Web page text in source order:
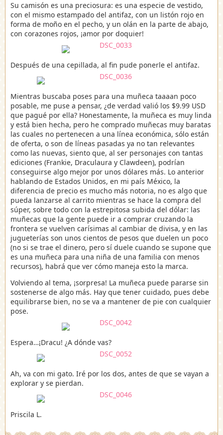
Su camisón es una preciosura: es una especie de vestido,
con el mismo estampado del antifaz, con un listón rojo en
forma de moño en el pecho, y un olán en la parte de abajo,
con corazones rojos, ¡amor por doquier!
Después de una cepillada, al fin pude ponerle el antifaz.
Mientras buscaba poses para una muñeca taaaan poco
posable, me puse a pensar, ¿de verdad valió los $9.99 USD
que pagué por ella? Honestamente, la muñeca es muy linda
y está bien hecha, pero he comprado muñecas muy baratas
las cuales no pertenecen a una línea económica, sólo están
de oferta, o son de líneas pasadas ya no tan relevantes
como las nuevas, siento que, al ser personajes con tantas
ediciones (Frankie, Draculaura y Clawdeen), podrían
conseguirse algo mejor por unos dólares más. Lo anterior
hablando de Estados Unidos, en mi país México, la
diferencia de precio es mucho más notoria, no es algo que
pueda lanzarse al carrito mientras se hace la compra del
súper, sobre todo con la estrepitosa subida del dólar: las
muñecas que la gente puede ir a comprar cruzando la
frontera se vuelven carísimas al cambiar de divisa, y en las
jugueterías son unos cientos de pesos que duelen un poco
(no si se trae el dinero, pero sí duele cuando se supone que
es una muñeca para una niña de una familia con menos
recursos), habrá que ver cómo maneja esto la marca.
Volviendo al tema, ¡sorpresa! La muñeca puede pararse sin
sostenerse de algo más. Hay que tener cuidado, pues debe
equilibrarse bien, no se va a mantener de pie con cualquier
pose.
Espera…¡Dracu! ¿A dónde vas?
Ah, va con mi gato. Iré por los dos, antes de que se vayan a
explorar y se pierdan.
Priscila L.